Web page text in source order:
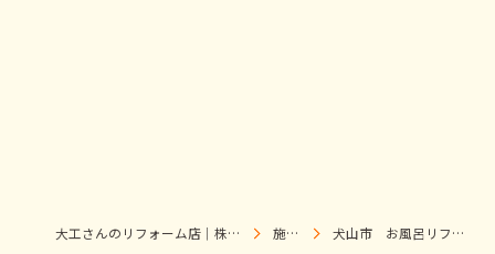
大工さんのリフォーム店｜株式会社ウィズホーム｜扶桑・犬山 施工事例 犬山市 お風呂リフォーム O様邸 2026年4月